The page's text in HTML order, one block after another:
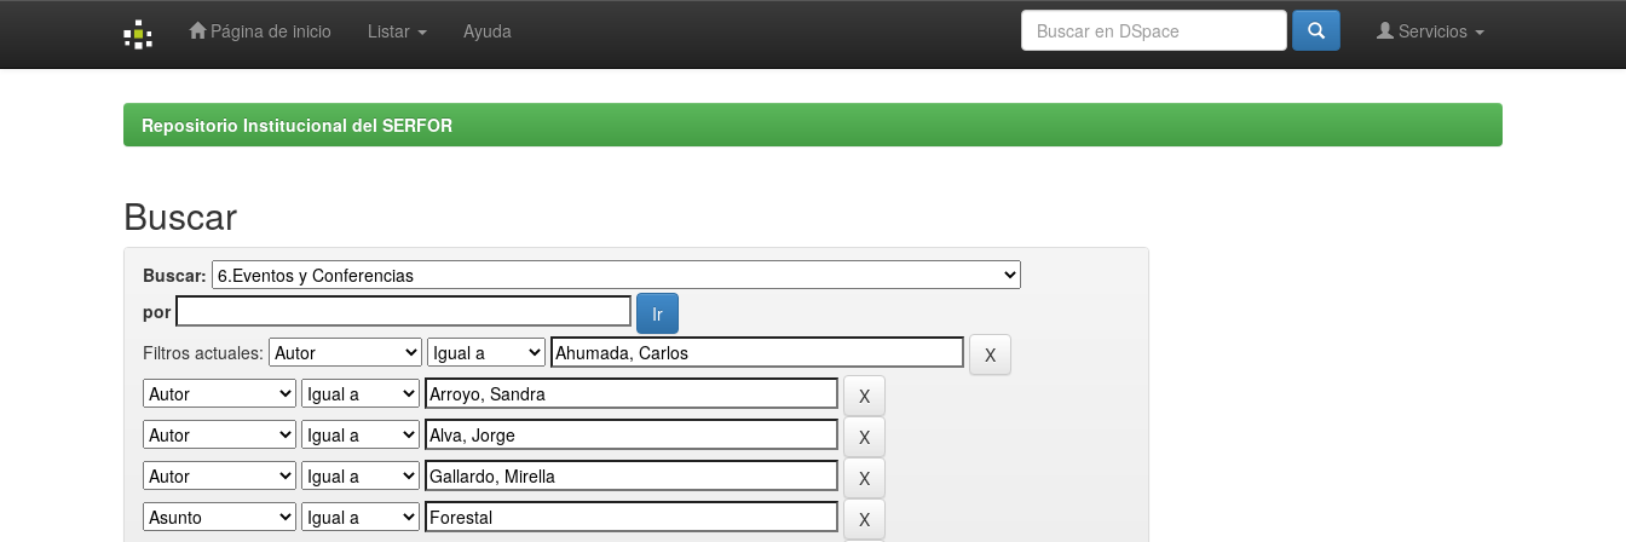
Página de inicio Listar Ayuda Servicios
Repositorio Institucional del SERFOR
Buscar
Buscar:
por
Filtros actuales: